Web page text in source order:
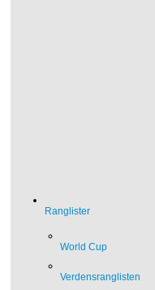
Ranglister
World Cup
Verdensranglisten